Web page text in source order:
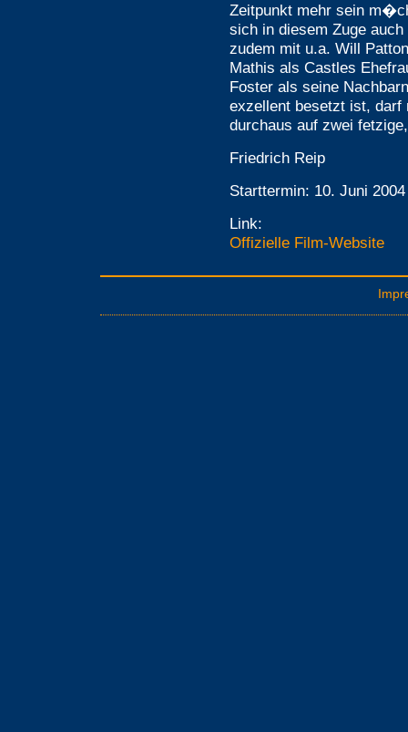
Zeitpunkt mehr sein
sich in diesem Zuge
zudem mit u.a. Will
Mathis als Castles
Foster als seine
exzellent besetzt ist, darf
durchaus auf zwei
Friedrich Reip
Starttermin: 10. Juni 2004
Link:
Offizielle Film-Website